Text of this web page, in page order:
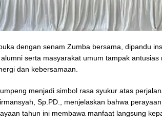
dengan senam Zumba bersama, dipandu
serta masyarakat umum tampak
dan kebersamaan.
menjadi simbol rasa syukur atas
Sp.PD., menjelaskan bahwa
tahun ini membawa manfaat langsung